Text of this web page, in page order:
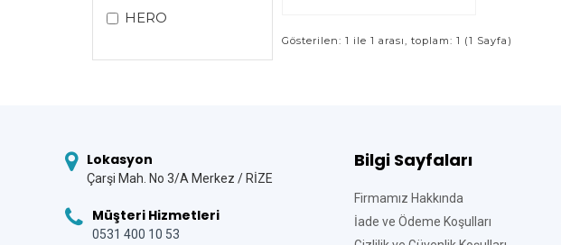
HERO
Gösterilen: 1 ile 1 arası, toplam: 1 (1 Sayfa)
Lokasyon
Çarşi Mah. No 3/A Merkez / RİZE
Müşteri Hizmetleri
0531 400 10 53
Bilgi Sayfaları
Firmamız Hakkında
İade ve Ödeme Koşulları